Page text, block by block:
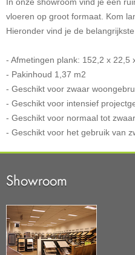
vloeren op groot formaat. Kom
Hieronder vind je de
- Afmetingen plank: 152,2 x 22,5
- Pakinhoud 1,37 m2
- Geschikt voor zwaar
- Geschikt voor intensief
- Geschikt voor normaal tot
- Geschikt voor het gebruik van
Showroom